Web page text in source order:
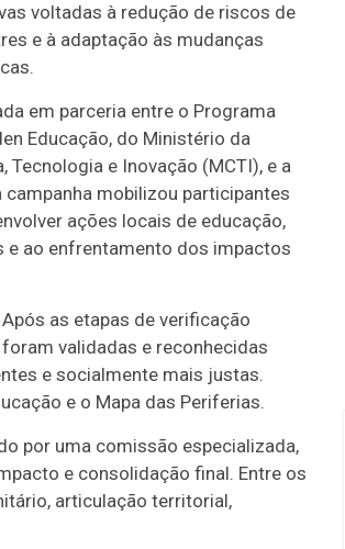
voltadas à redução de riscos de
e à adaptação às mudanças
em parceria entre o Programa
Educação, do Ministério da
Tecnologia e Inovação (MCTI), e a
campanha mobilizou participantes
ações locais de educação,
e ao enfrentamento dos impactos
as etapas de verificação
validadas e reconhecidas
e socialmente mais justas.
e o Mapa das Periferias.
por uma comissão especializada,
e consolidação final. Entre os
articulação territorial,